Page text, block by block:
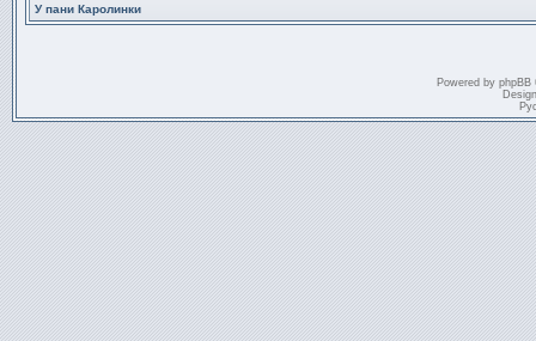
У пани Каролинки
Powered by phpBB